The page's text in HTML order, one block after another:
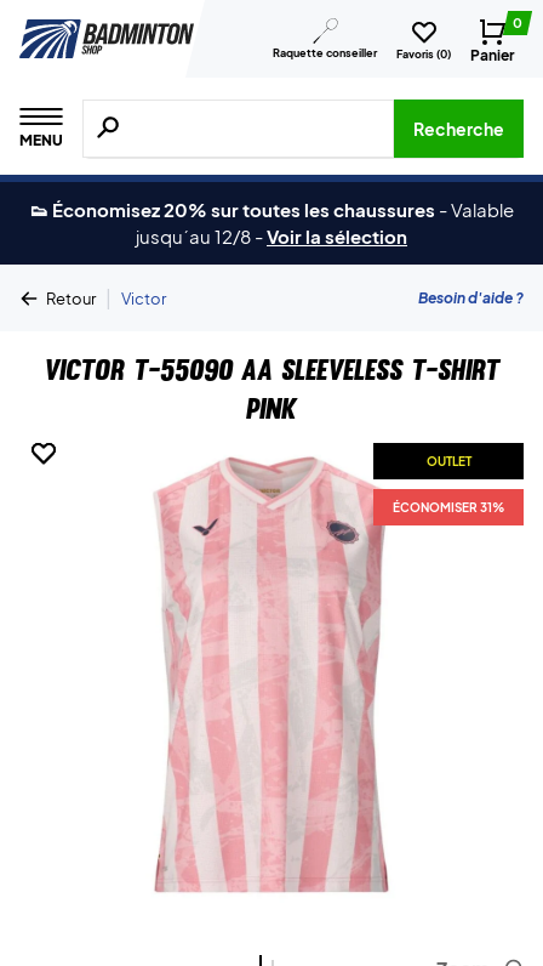
Raquette conseiller Favoris (0)
0
Panier
MENU
Recherche de produits, de marques, etc.
Recherche
👟 Économisez 20% sur toutes les chaussures -Valable
jusqu´au 12/8 -Voir la sélection
Retour | Victor Besoin d'aide ?
Victor T-55090 AA Sleeveless T-shirt
Pink
OUTLET
ÉCONOMISER 31%
OUTLET
ÉCONOMISER 31%